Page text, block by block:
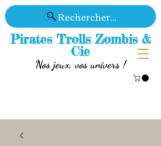
Pirates Trolls Zombis &
Cie
Nos jeux, vos univers !
Rechercher...